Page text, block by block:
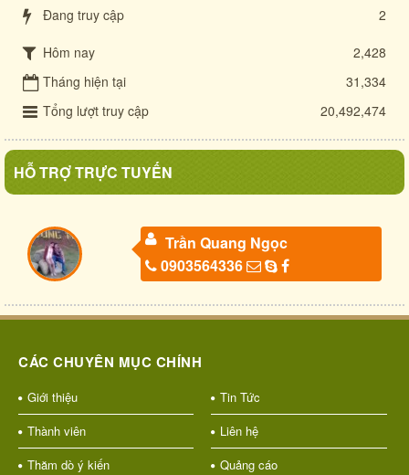
Đang truy cập 2
Hôm nay
2,428
Tháng hiện tại
31,334
Tổng lượt truy cập
20,492,474
HỖ TRỢ TRỰC TUYẾN
Trần Quang Ngọc
0903564336
CÁC CHUYÊN MỤC CHÍNH
Giới thiệu
Tin Tức
Thành viên
Liên hệ
Thăm dò ý kiến
Quảng cáo